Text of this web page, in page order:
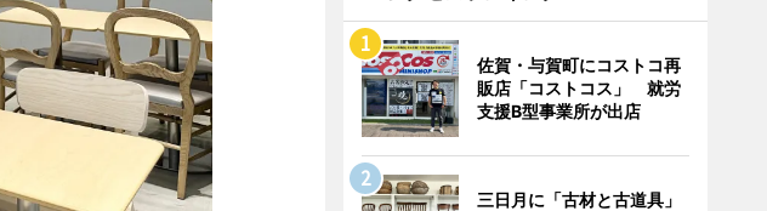
佐賀・与賀町にコストコ再
販店「コストコス」 就労
支援B型事業所が出店
三日月に「古材と古道具」